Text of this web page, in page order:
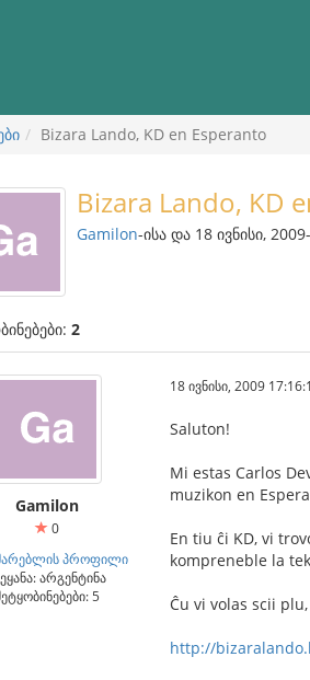
Bizara Lando, KD en Esperanto
Bizara Lando, KD
Gamilon-ისა და 18 ივნისი,
2
Gamilon
0
პროფილი
არგენტინა
5
18 ივნისი, 2009
Saluton!
Mi estas Carlos
muzikon en
En tiu ĉi KD, vi
kompreneble la
Ĉu vi volas scii
http://